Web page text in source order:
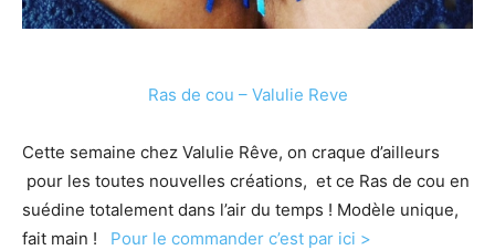
Ras de cou – Valulie Reve
Cette semaine chez Valulie Rêve, on craque d’ailleurs
pour les toutes nouvelles créations, et ce Ras de cou en
suédine totalement dans l’air du temps ! Modèle unique,
fait main ! Pour le commander c’est par ici >